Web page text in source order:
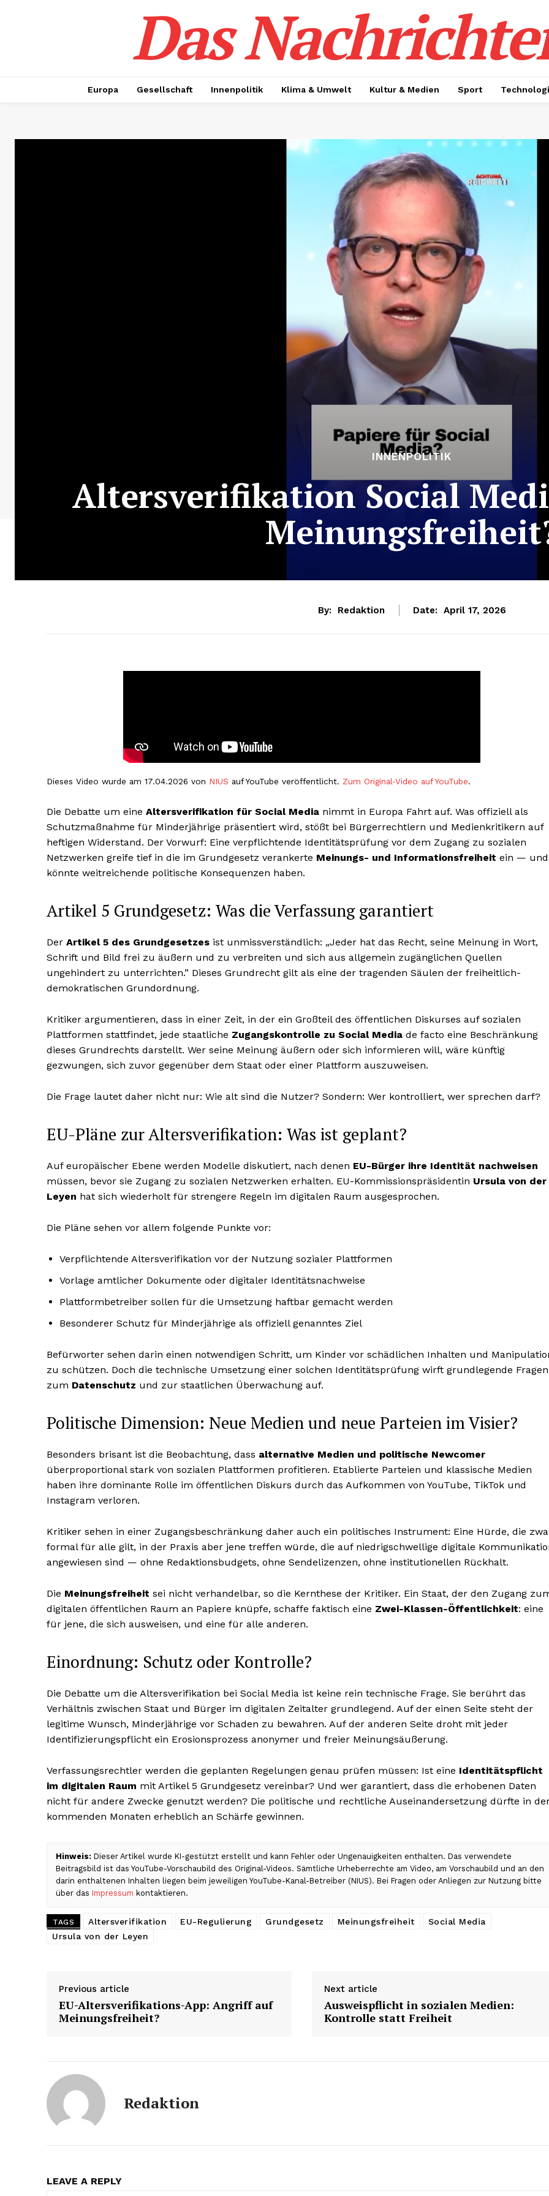
Das
Europa Gesellschaft Innenpolitik Klima & Umwelt Kultur & Medien Sport
INNENPOLITIK
Altersverifikation Social
By: Redaktion Date: April 17, 2026
Dieses Video wurde am 17.04.2026 von NIUS auf YouTube veröffentlicht. Zum Original-Video auf YouTube.
Die Debatte um eine Altersverifikation für Social Media nimmt in Europa Fahrt auf. Was offiziell als
Schutzmaßnahme für Minderjährige präsentiert wird, stößt bei Bürgerrechtlern und Medienkritikern auf
heftigen Widerstand. Der Vorwurf: Eine verpflichtende Identitätsprüfung vor dem Zugang zu sozialen
Netzwerken greife tief in die im Grundgesetz verankerte Meinungs- und Informationsfreiheit ein — und
könnte weitreichende politische Konsequenzen haben.
Artikel 5 Grundgesetz: Was die Verfassung garantiert
Der Artikel 5 des Grundgesetzes ist unmissverständlich: „Jeder hat das Recht, seine Meinung in Wort,
Schrift und Bild frei zu äußern und zu verbreiten und sich aus allgemein zugänglichen Quellen
ungehindert zu unterrichten.” Dieses Grundrecht gilt als eine der tragenden Säulen der freiheitlich-
demokratischen Grundordnung.
Kritiker argumentieren, dass in einer Zeit, in der ein Großteil des öffentlichen Diskurses auf sozialen
Plattformen stattfindet, jede staatliche Zugangskontrolle zu Social Media de facto eine Beschränkung
dieses Grundrechts darstellt. Wer seine Meinung äußern oder sich informieren will, wäre künftig
gezwungen, sich zuvor gegenüber dem Staat oder einer Plattform auszuweisen.
Die Frage lautet daher nicht nur: Wie alt sind die Nutzer? Sondern: Wer kontrolliert, wer sprechen darf?
EU-Pläne zur Altersverifikation: Was ist geplant?
Auf europäischer Ebene werden Modelle diskutiert, nach denen EU-Bürger ihre Identität nachweisen
müssen, bevor sie Zugang zu sozialen Netzwerken erhalten. EU-Kommissionspräsidentin Ursula von der
Leyen hat sich wiederholt für strengere Regeln im digitalen Raum ausgesprochen.
Die Pläne sehen vor allem folgende Punkte vor:
Verpflichtende Altersverifikation vor der Nutzung sozialer Plattformen
Vorlage amtlicher Dokumente oder digitaler Identitätsnachweise
Plattformbetreiber sollen für die Umsetzung haftbar gemacht werden
Besonderer Schutz für Minderjährige als offiziell genanntes Ziel
Befürworter sehen darin einen notwendigen Schritt, um Kinder vor schädlichen Inhalten und
zu schützen. Doch die technische Umsetzung einer solchen Identitätsprüfung wirft grundlegende Fragen
zum Datenschutz und zur staatlichen Überwachung auf.
Politische Dimension: Neue Medien und neue Parteien im Visier?
Besonders brisant ist die Beobachtung, dass alternative Medien und politische Newcomer
überproportional stark von sozialen Plattformen profitieren. Etablierte Parteien und klassische Medien
haben ihre dominante Rolle im öffentlichen Diskurs durch das Aufkommen von YouTube, TikTok und
Instagram verloren.
Kritiker sehen in einer Zugangsbeschränkung daher auch ein politisches Instrument: Eine Hürde, die
formal für alle gilt, in der Praxis aber jene treffen würde, die auf niedrigschwellige digitale
angewiesen sind — ohne Redaktionsbudgets, ohne Sendelizenzen, ohne institutionellen Rückhalt.
Die Meinungsfreiheit sei nicht verhandelbar, so die Kernthese der Kritiker. Ein Staat, der den Zugang
digitalen öffentlichen Raum an Papiere knüpfe, schaffe faktisch eine Zwei-Klassen-Öffentlichkeit: eine
für jene, die sich ausweisen, und eine für alle anderen.
Einordnung: Schutz oder Kontrolle?
Die Debatte um die Altersverifikation bei Social Media ist keine rein technische Frage. Sie berührt das
Verhältnis zwischen Staat und Bürger im digitalen Zeitalter grundlegend. Auf der einen Seite steht der
legitime Wunsch, Minderjährige vor Schaden zu bewahren. Auf der anderen Seite droht mit jeder
Identifizierungspflicht ein Erosionsprozess anonymer und freier Meinungsäußerung.
Verfassungsrechtler werden die geplanten Regelungen genau prüfen müssen: Ist eine Identitätspflicht
im digitalen Raum mit Artikel 5 Grundgesetz vereinbar? Und wer garantiert, dass die erhobenen Daten
nicht für andere Zwecke genutzt werden? Die politische und rechtliche Auseinandersetzung dürfte in
kommenden Monaten erheblich an Schärfe gewinnen.
Hinweis: Dieser Artikel wurde KI-gestützt erstellt und kann Fehler oder Ungenauigkeiten enthalten. Das verwendete
Beitragsbild ist das YouTube-Vorschaubild des Original-Videos. Sämtliche Urheberrechte am Video, am Vorschaubild und an den
darin enthaltenen Inhalten liegen beim jeweiligen YouTube-Kanal-Betreiber (NIUS). Bei Fragen oder Anliegen zur Nutzung bitte
über das Impressum kontaktieren.
TAGS Altersverifikation EU-Regulierung Grundgesetz Meinungsfreiheit
Social Media
Ursula von der Leyen
Previous article
EU-Altersverifikations-App: Angriff auf
Meinungsfreiheit?
Next article
Ausweispflicht in sozialen Medien:
Kontrolle statt Freiheit
Redaktion
LEAVE A REPLY